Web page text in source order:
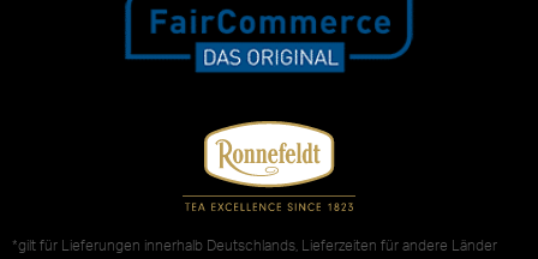
*gilt für Lieferungen innerhalb Deutschlands, Lieferzeiten für andere Länder